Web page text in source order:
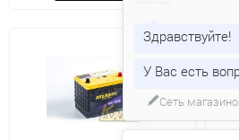
Здравствуйте!
У Вас есть
Сеть